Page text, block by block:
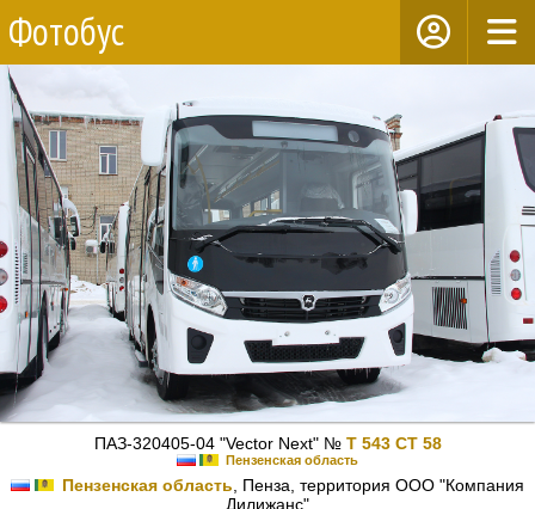
Фотобус
ПАЗ-320405-04 "Vector Next" № Т 543 СТ 58
Пензенская область
Пензенская область , Пенза, территория ООО "Компания
Дилижанс"